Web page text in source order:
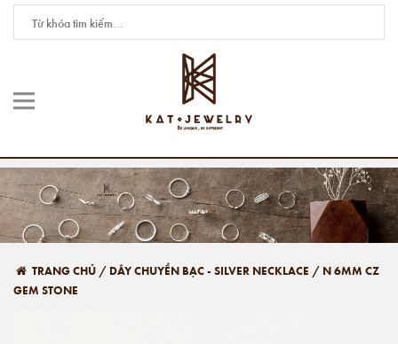
TRANG CHỦ / DÂY CHUYỀN BẠC - SILVER NECKLACE / N 6MM CZ
GEM STONE